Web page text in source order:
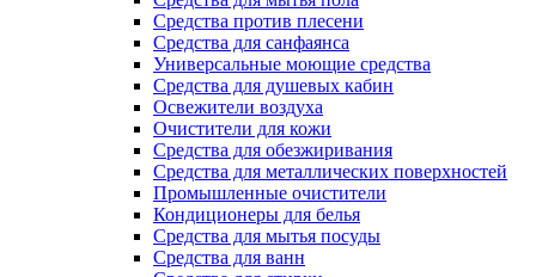
Средства против плесени
Средства для санфаянса
Универсальные моющие средства
Средства для душевых кабин
Освежители воздуха
Очистители для кожи
Средства для обезжиривания
Средства для металлических поверхностей
Промышленные очистители
Кондиционеры для белья
Средства для мытья посуды
Средства для ванн